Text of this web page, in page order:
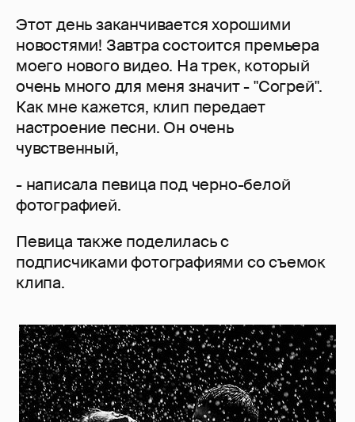
Этот день заканчивается хорошими
новостями! Завтра состоится премьера
моего нового видео. На трек, который
очень много для меня значит - "Согрей".
Как мне кажется, клип передает
настроение песни. Он очень
чувственный,
- написала певица под черно-белой
фотографией.
Певица также поделилась с
подписчиками фотографиями со съемок
клипа.